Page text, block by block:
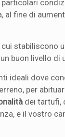
al fine di
stabiliscono
buon livello di
ideali dove
per
dei tartufi,
e il vostro